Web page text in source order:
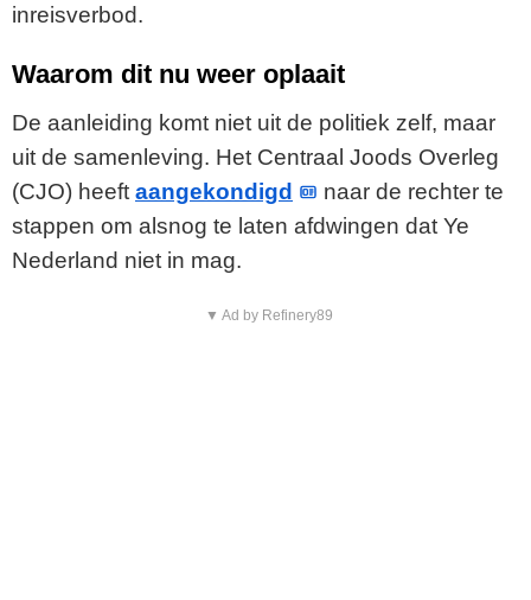
inreisverbod.
Waarom dit nu weer oplaait
De aanleiding komt niet uit de politiek zelf, maar
uit de samenleving. Het Centraal Joods Overleg
(CJO) heeft aangekondigd
naar de rechter te
stappen om alsnog te laten afdwingen dat Ye
Nederland niet in mag.
▼ Ad by Refinery89